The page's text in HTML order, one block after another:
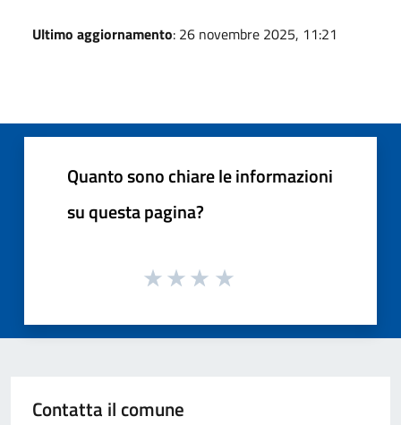
Ultimo aggiornamento: 26 novembre 2025, 11:21
Quanto sono chiare le informazioni
su questa pagina?
Contatta il comune